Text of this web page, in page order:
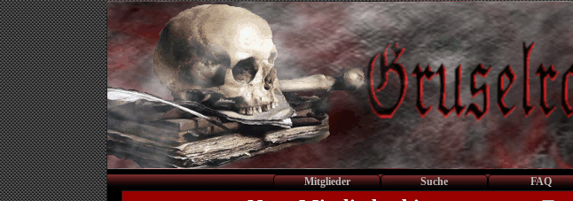
Mitglieder Suche FAQ